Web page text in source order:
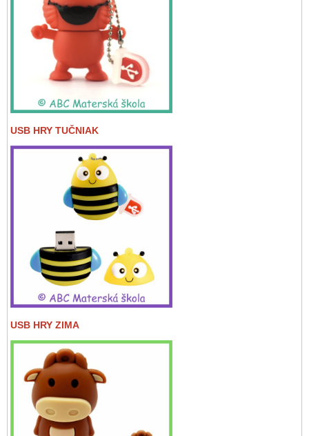
USB HRY TUČNIAK
USB HRY ZIMA